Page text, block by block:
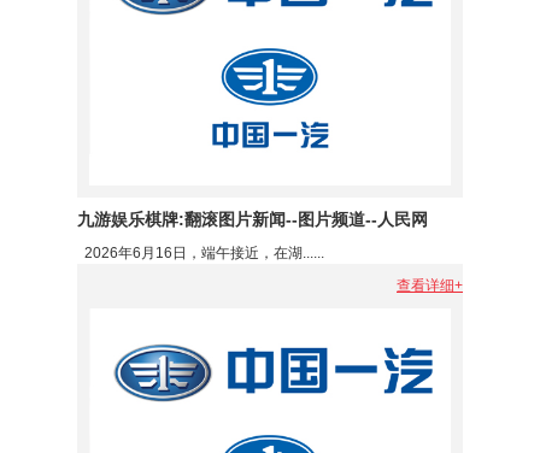
九游娱乐棋牌:翻滚图片新闻--图片频道--人民网
2026年6月16日，端午接近，在湖......
查看详细+